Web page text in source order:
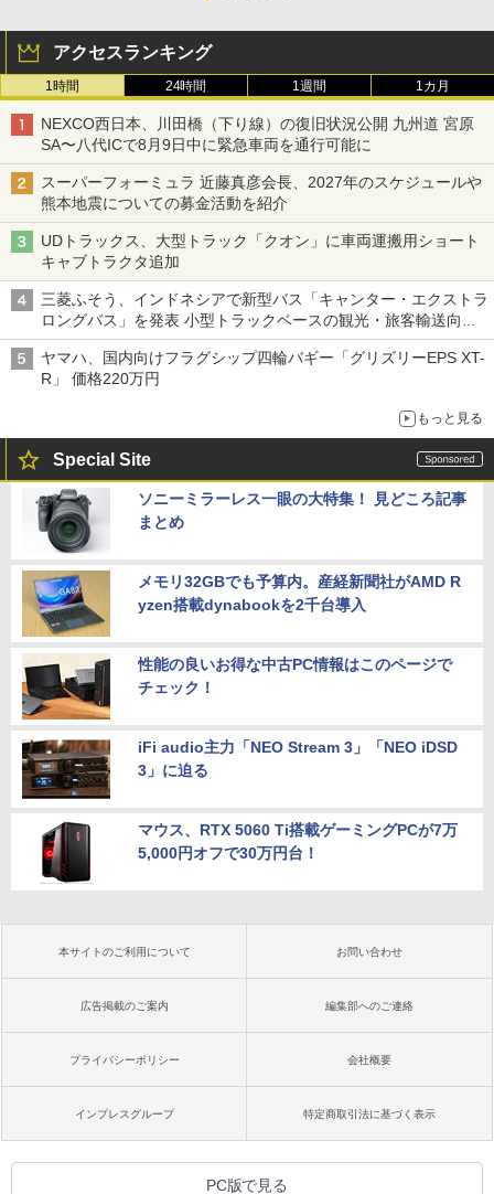
アクセスランキング
1時間 24時間 1週間 1カ月
NEXCO西日本、川田橋（下り線）の復旧状況公開 九州道 宮原
SA〜八代ICで8月9日中に緊急車両を通行可能に
スーパーフォーミュラ 近藤真彦会長、2027年のスケジュールや
熊本地震についての募金活動を紹介
UDトラックス、大型トラック「クオン」に車両運搬用ショート
キャブトラクタ追加
三菱ふそう、インドネシアで新型バス「キャンター・エクストラ
ロングバス」を発表 小型トラックベースの観光・旅客輸送向け
バス
ヤマハ、国内向けフラグシップ四輪バギー「グリズリーEPS XT-
R」 価格220万円
もっと見る
Special Site
ソニーミラーレス一眼の大特集！ 見どころ記事
まとめ
メモリ32GBでも予算内。産経新聞社がAMD R
yzen搭載dynabookを2千台導入
性能の良いお得な中古PC情報はこのページで
チェック！
iFi audio主力「NEO Stream 3」「NEO iDSD
3」に迫る
マウス、RTX 5060 Ti搭載ゲーミングPCが7万
5,000円オフで30万円台！
本サイトのご利用について お問い合わせ
広告掲載のご案内 編集部へのご連絡
プライバシーポリシー 会社概要
インプレスグループ 特定商取引法に基づく表示
PC版で見る